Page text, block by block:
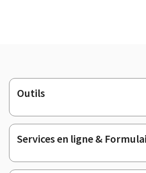
Pied
de
page
Outils
Services en ligne &